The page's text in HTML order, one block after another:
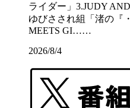
ライダー」3.JUDY
ゆびさされ組「渚の『
MEETS GI……
2026/8/4